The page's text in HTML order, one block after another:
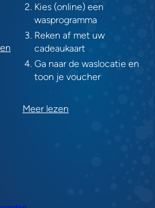
Kies (online) een
wasprogramma
Reken af met uw
cadeaukaart
Ga naar de waslocatie en
toon je voucher
Meer lezen